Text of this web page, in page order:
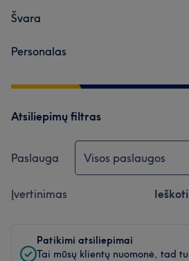
Švara
Personalas
Atsiliepimų filtras
Paslauga Visos paslaugos
Įvertinimas
Patikimi atsiliepimai
Tai mūsų klientų nuomonė, tad